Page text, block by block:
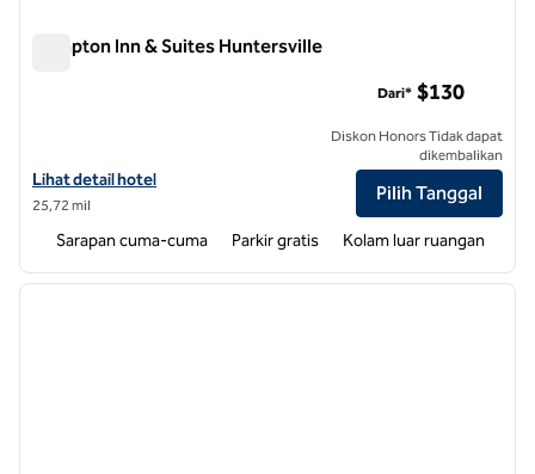
Hampton Inn & Suites Huntersville
Lihat detail hotel untuk Hampton Inn & Suites Huntersville
Lihat detail hotel
25,72 mil
Dari* $130
Diskon Honors Tidak dapat
dikembalikan
Pilih Tanggal
Sarapan cuma-cuma Parkir gratis Kolam luar ruangan
1 dari 12